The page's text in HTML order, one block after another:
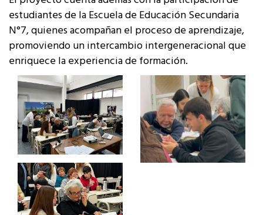
estudiantes de la Escuela de Educación Secundaria
N°7, quienes acompañan el proceso de aprendizaje,
promoviendo un intercambio intergeneracional que
enriquece la experiencia de formación.